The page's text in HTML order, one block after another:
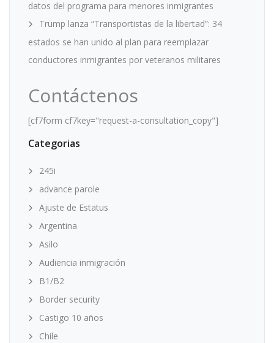
datos del programa para menores inmigrantes
Trump lanza “Transportistas de la libertad”: 34
estados se han unido al plan para reemplazar
conductores inmigrantes por veteranos militares
Contáctenos
[cf7form cf7key="request-a-consultation_copy"]
Categorias
245i
advance parole
Ajuste de Estatus
Argentina
Asilo
Audiencia inmigración
B1/B2
Border security
Castigo 10 años
Chile